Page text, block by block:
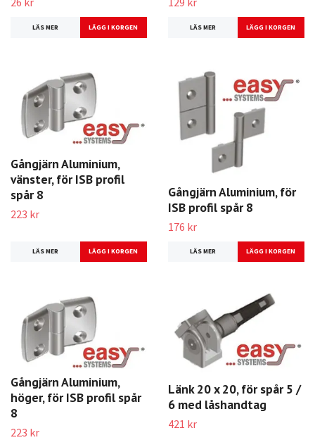
LÄS MER LÄS MER
Gångjärn Aluminium,
vänster, för ISB profil
spår 8
223 kr
LÄS MER
Gångjärn Aluminium, för
ISB profil spår 8
176 kr
LÄS MER
Gångjärn Aluminium,
höger, för ISB profil spår
8
223 kr
Länk 20 x 20, för spår 5 /
6 med låshandtag
421 kr